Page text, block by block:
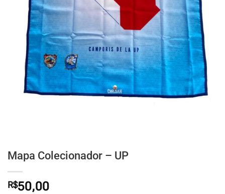
Mapa Colecionador – UP
R$50,00